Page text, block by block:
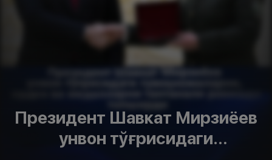
Президент Шавкат Мирзиёев
унвон тўғрисидаги